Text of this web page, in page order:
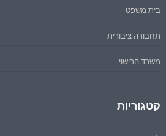
בית משפט
תחבורה ציבורית
משרד הרישוי
קטגוריות